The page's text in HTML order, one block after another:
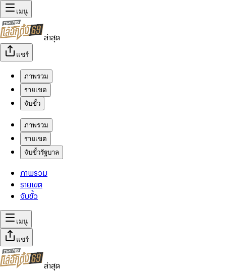
เมนู
ล่าสุด
แชร์
ภาพรวม
รายเขต
จับขั้ว
ภาพรวม
รายเขต
จับขั้วรัฐบาล
ภาพรวม
รายเขต
จับขั้ว
เมนู
แชร์
ล่าสุด